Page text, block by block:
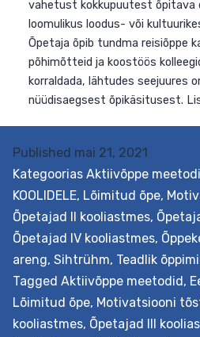
Eesmärk Õpetada
Published mai 21, 2021
Kategoorias Aktiivõppe
KOOLIDELE, Lõimitud õpe,
Õpetajad II kooliastmes,
Õpetajad IV kooliastmes,
areng, Sihtrühm, Teadlik
Tagged Aktiivõppe meetodid,
Lõimitud õpe, Motivatsiooni
kooliastmes, Õpetajad III